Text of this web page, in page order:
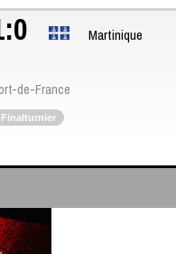
Martinique
de-France
Finalturnier